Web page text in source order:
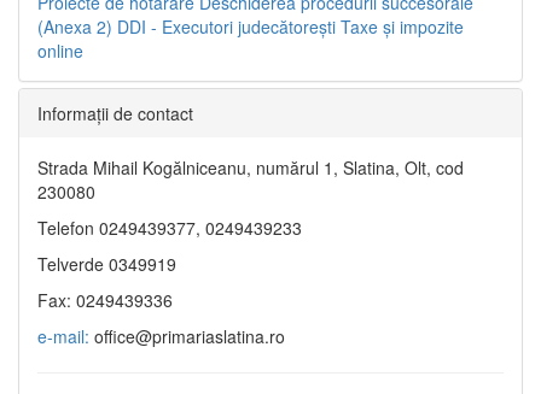
(Anexa 2) DDI - Executori judecătorești Taxe şi impozite
online
Informaţii de contact
Strada Mihail Kogălniceanu, numărul 1, Slatina, Olt, cod
230080
Telefon 0249439377, 0249439233
Telverde 0349919
Fax: 0249439336
e-mail: office@primariaslatina.ro